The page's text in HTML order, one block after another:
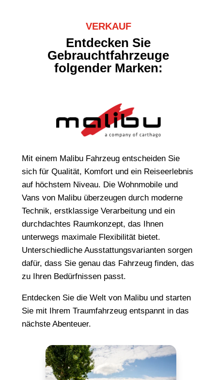
VERKAUF
Entdecken Sie
Gebrauchtfahrzeuge
folgender Marken:
Mit einem Malibu Fahrzeug entscheiden Sie
sich für Qualität, Komfort und ein Reiseerlebnis
auf höchstem Niveau. Die Wohnmobile und
Vans von Malibu überzeugen durch moderne
Technik, erstklassige Verarbeitung und ein
durchdachtes Raumkonzept, das Ihnen
unterwegs maximale Flexibilität bietet.
Unterschiedliche Ausstattungsvarianten sorgen
dafür, dass Sie genau das Fahrzeug finden, das
zu Ihren Bedürfnissen passt.
Entdecken Sie die Welt von Malibu und starten
Sie mit Ihrem Traumfahrzeug entspannt in das
nächste Abenteuer.